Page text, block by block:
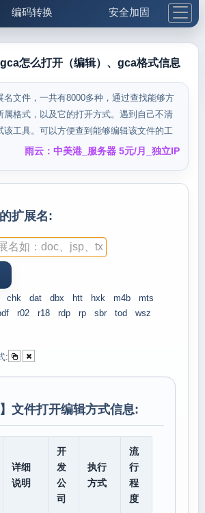
编码转换 安全加固
生活便民 更多工具
5.1支付宝大红包
怎么打开（编辑）、gca格式信息
名文件，一共有8000多种，通过查找能够方
属格式，以及它的打开方式。遇到自己不清
该工具。可以方便查到能够编辑该文件的工
雨云：中美港_服务器 5元/月_独立IP
扩展名:
chk dat dbx htt hxk m4b
mts
r02 r18 rdp rp sbr tod
wsz
:
文件打开编辑方式信息:
详细
说明
开
发
公
司
执行
方式
流
行
程
度